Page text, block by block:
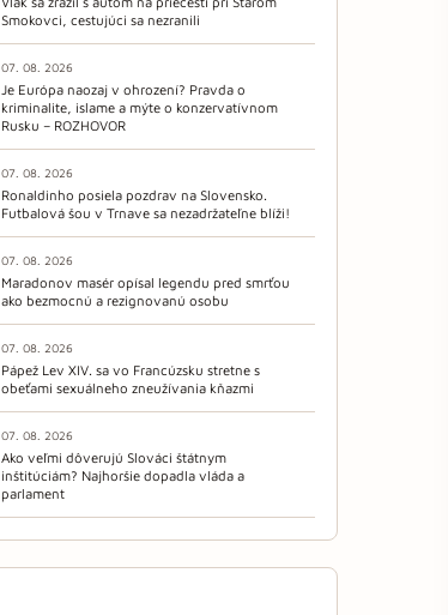
Smokovci, cestujúci sa nezranili
07. 08. 2026
Je Európa naozaj v ohrození? Pravda o
kriminalite, islame a mýte o konzervatívnom
Rusku – ROZHOVOR
07. 08. 2026
Ronaldinho posiela pozdrav na Slovensko.
Futbalová šou v Trnave sa nezadržateľne blíži!
07. 08. 2026
Maradonov masér opísal legendu pred smrťou
ako bezmocnú a rezignovanú osobu
07. 08. 2026
Pápež Lev XIV. sa vo Francúzsku stretne s
obeťami sexuálneho zneužívania kňazmi
07. 08. 2026
Ako veľmi dôverujú Slováci štátnym
inštitúciám? Najhoršie dopadla vláda a
parlament